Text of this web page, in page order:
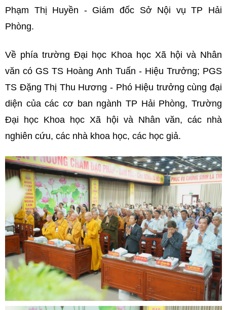
Phạm Thị Huyền - Giám đốc Sở Nội vụ TP Hải
Phòng.
Về phía trường Đại học Khoa học Xã hội và Nhân
văn có GS TS Hoàng Anh Tuấn - Hiệu Trưởng; PGS
TS Đặng Thị Thu Hương - Phó Hiệu trưởng cùng đại
diện của các cơ ban ngành TP Hải Phòng, Trường
Đại học Khoa học Xã hội và Nhân văn, các nhà
nghiên cứu, các nhà khoa học, các học giả.